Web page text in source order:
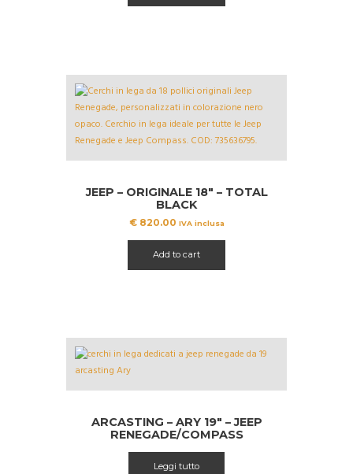
JEEP – ORIGINALE 18″ – TOTAL
BLACK
€820.00 IVA inclusa
Add to cart
ARCASTING – ARY 19″ – JEEP
RENEGADE/COMPASS
Leggi tutto